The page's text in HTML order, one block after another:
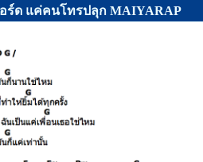
ร์ด แค่คนโทรปลุก MAIYARAP